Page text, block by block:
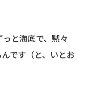
と海底で、黙々
です（と、いとお